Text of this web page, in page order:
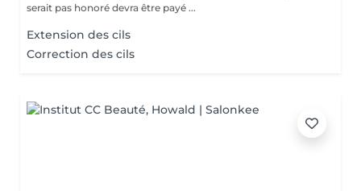
serait pas honoré devra être payé ...
Extension des cils
Correction des cils